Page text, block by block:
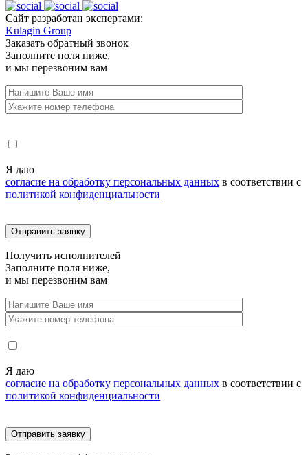
Сайт разработан экспертами:
Kulagin Group
Заказать обратный звонок
Заполните поля ниже,
и мы перезвоним вам
Я даю
согласие на обработку персональных данных в соответствии с
политикой конфиденциальности
Получить исполнителей
Заполните поля ниже,
и мы перезвоним вам
Я даю
согласие на обработку персональных данных в соответствии с
политикой конфиденциальности